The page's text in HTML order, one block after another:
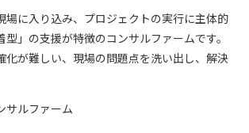
場に入り込み、プロジェクトの実行に主体的
型」の支援が特徴のコンサルファームです。
化が難しい、現場の問題点を洗い出し、解決
サルファーム